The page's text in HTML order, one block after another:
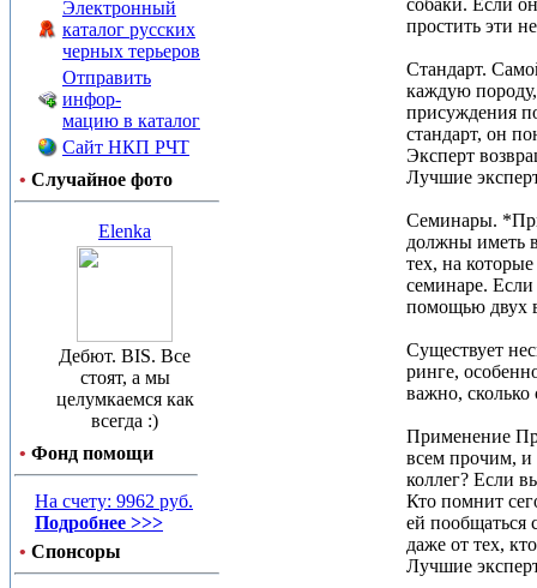
Электронный
каталог русских
черных терьеров
Отправить
инфор-
мацию в каталог
Сайт НКП РЧТ
• Случайное фото
Elenka
Дебют. BIS. Все
стоят, а мы
целумкаемся как
всегда :)
• Фонд помощи
На счету: 9962 руб.
Подробнее >>>
• Спонсоры
собаки. Если
простить эти
Стандарт.
каждую породу,
присуждения
стандарт, он
Эксперт
Лучшие
Семинары.
должны иметь
тех, на
семинаре. Если
помощью двух
Существует
ринге,
важно, сколько
Применение
всем прочим, и
коллег? Если
Кто помнит
ей пообщаться
даже от тех,
Лучшие